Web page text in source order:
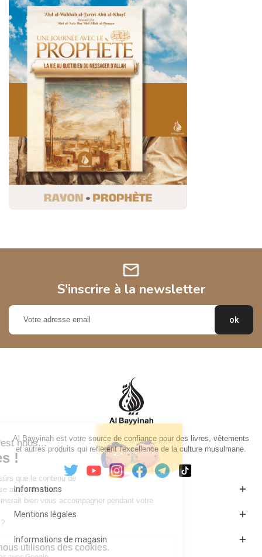
mail
S'inscrire à la newsletter
Al Bayyinah est votre source de confiance pour des livres, vêtements
et autres produits qui reflètent l'excellence de la culture musulmane.
Informations 
Mentions légales 
Informations de magasin 